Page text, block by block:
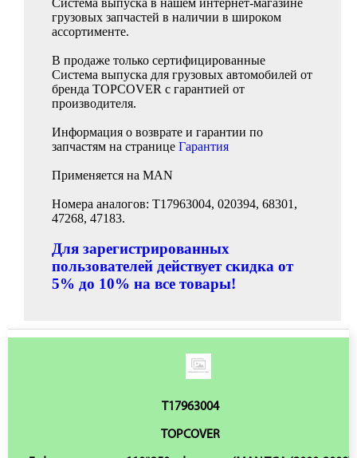
Система выпуска в нашем интернет-магазине
грузовых запчастей в наличии в широком
ассортименте.
В продаже только сертифицированные
Система выпуска для грузовых автомобилей от
бренда TOPCOVER с гарантией от
производителя.
Информация о возврате и гарантии по
запчастям на странице Гарантия
Применяется на MAN
Номера аналогов: T17963004, 020394, 68301,
47268, 47183.
Для зарегистрированных
пользователей действует скидка от
5% до 10% на все товары!
T17963004
TOPCOVER